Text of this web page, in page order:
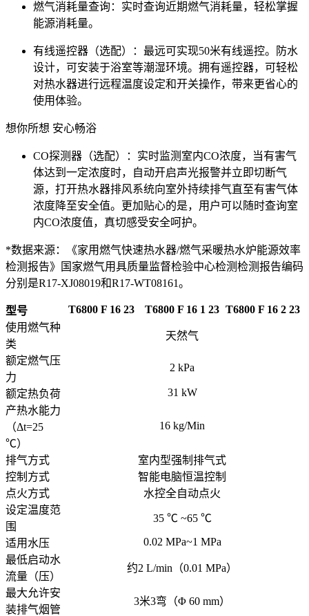
燃气消耗量查询：实时查询近期燃气消耗量，轻松掌握
能源消耗量。
有线遥控器（选配）：最远可实现50米有线遥控。防水
设计，可安装于浴室等潮湿环境。拥有遥控器，可轻松
对热水器进行远程温度设定和开关操作，带来更省心的
使用体验。
想你所想 安心畅浴
CO探测器（选配）：实时监测室内CO浓度，当有害气
体达到一定浓度时，自动开启声光报警并立即切断气
源，打开热水器排风系统向室外持续排气直至有害气体
浓度降至安全值。更加贴心的是，用户可以随时查询室
内CO浓度值，真切感受安全呵护。
*数据来源：《家用燃气快速热水器/燃气采暖热水炉能源效率
检测报告》国家燃气用具质量监督检验中心检测检测报告编码
分别是R17-XJ08019和R17-WT08161。
型号 T6800 F 16 23 T6800 F 16 1 23 T6800 F 16 2 23
使用燃气种
类
天然气
额定燃气压
力
2 kPa
额定热负荷
31 kW
产热水能力
（Δt=25
℃）
16 kg/Min
排气方式
室内型强制排气式
控制方式
智能电脑恒温控制
点火方式
水控全自动点火
设定温度范
围
35 ℃ ~65 ℃
适用水压
0.02 MPa~1 MPa
最低启动水
流量（压）
约2 L/min（0.01 MPa）
最大允许安
装排气烟管
3米3弯（Φ 60 mm）